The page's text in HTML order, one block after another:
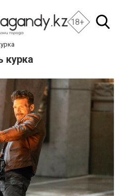
18+
курка